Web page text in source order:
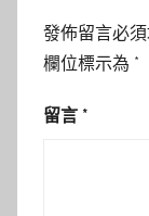
發佈留言必
欄位標示為 *
留言 *